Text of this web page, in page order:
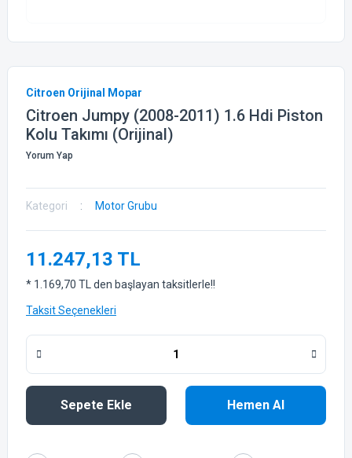
Citroen Orijinal Mopar
Citroen Jumpy (2008-2011) 1.6 Hdi Piston
Kolu Takımı (Orijinal)
Yorum Yap
Kategori Motor Grubu
11.247,13 TL
* 1.169,70 TL den başlayan taksitlerle!!
Taksit Seçenekleri
Sepete Ekle Hemen Al